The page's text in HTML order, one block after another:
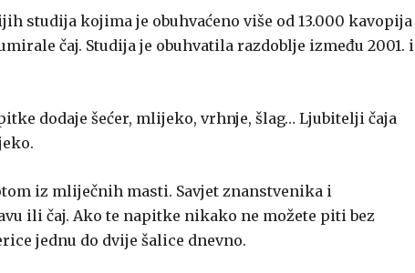
studija kojima je obuhvaćeno više od 13.000 kavopija
čaj. Studija je obuhvatila razdoblje između 2001. i
dodaje šećer, mlijeko, vrhnje, šlag… Ljubitelji čaja
iz mliječnih masti. Savjet znanstvenika i
ili čaj. Ako te napitke nikako ne možete piti bez
jednu do dvije šalice dnevno.